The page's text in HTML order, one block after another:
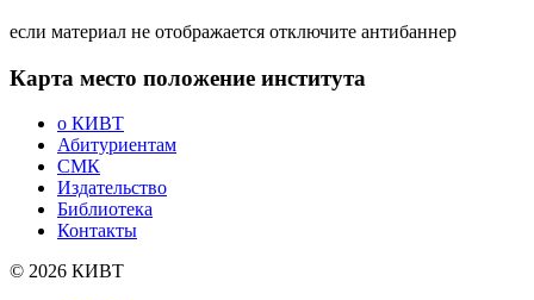
если материал не отображается отключите антибаннер
Карта место положение института
о КИВТ
Абитуриентам
СМК
Издательство
Библиотека
Контакты
© 2026 КИВТ